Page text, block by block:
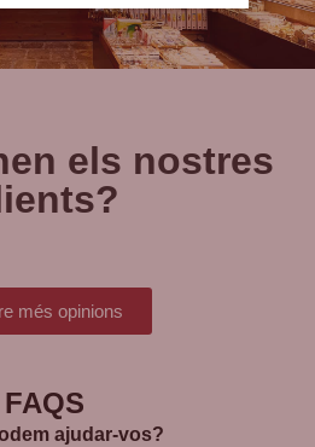
els nostres
més opinions
FAQS
ajudar-vos?